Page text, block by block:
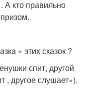
А кто правильно
» этих сказок ?
спит, другой
, другое слушает»).